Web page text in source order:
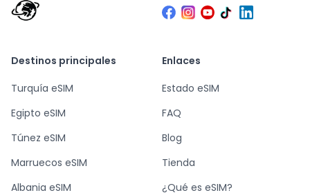
Destinos principales
Turquía eSIM
Egipto eSIM
Túnez eSIM
Marruecos eSIM
Albania eSIM
Enlaces
Estado eSIM
FAQ
Blog
Tienda
¿Qué es eSIM?